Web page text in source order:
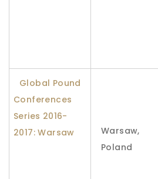
Global Pound
Conferences
Series 2016-
2017: Warsaw
Warsaw,
Poland